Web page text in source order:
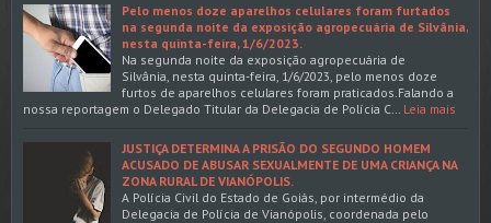
Pelo menos doze aparelhos celulares foram furtados
na segunda noite da exposição agropecuária de Silvânia,
nesta quinta-feira, 1/6/2023.
Na segunda noite da exposição agropecuária de
Silvânia, nesta quinta-feira, 1/6/2023, pelo menos doze
furtos de aparelhos celulares foram praticados.Falando a
nossa reportagem o Delegado Titular da Delegacia de Polícia C…
Leia mais
JUSTIÇA DETERMINA A PRISÃO DO SEGUNDO HOMEM
ACUSADO DE ABUSAR SEXUALMENTE DE UMA CRIANÇA NA
ZONA RURAL DE VIANÓPOLIS.
A Polícia Civil do Estado de Goiás, por intermédio da
Delegacia de Polícia de Vianópolis, coordenada pelo